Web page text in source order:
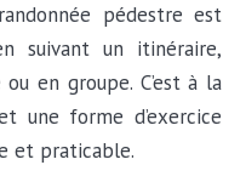
pédestre est
suivant un itinéraire,
en groupe. C’est à la
une forme d’exercice
et praticable.